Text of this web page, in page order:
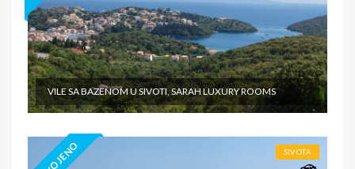
VILE SA BAZENOM U SIVOTI, SARAH LUXURY ROOMS
SIVOTA